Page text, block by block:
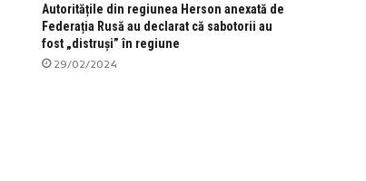
Autoritățile din regiunea Herson anexată de
Federația Rusă au declarat că sabotorii au
fost „distruși” în regiune
29/02/2024